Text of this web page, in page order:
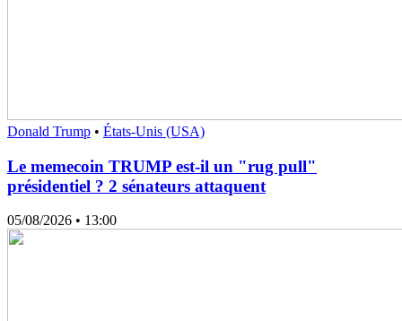
Donald Trump • États-Unis (USA)
Le memecoin TRUMP est-il un "rug pull"
présidentiel ? 2 sénateurs attaquent
05/08/2026 • 13:00